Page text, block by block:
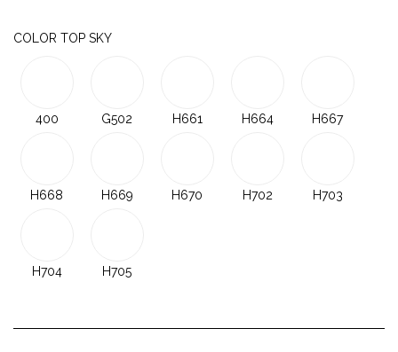
COLOR TOP SKY
400 G502 H661 H664 H667
H668 H669 H670 H702 H703
H704 H705